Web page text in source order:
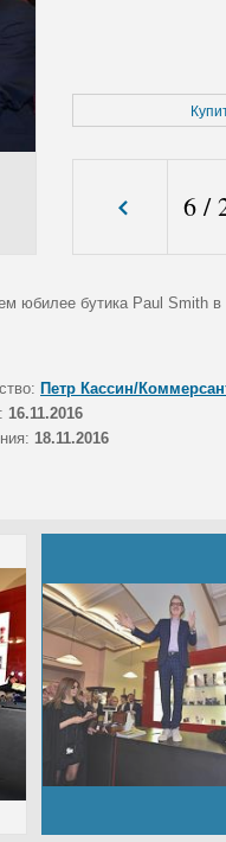
6 /
юбилее бутика Paul Smith
Петр Кассин/
16.11.2016
18.11.2016